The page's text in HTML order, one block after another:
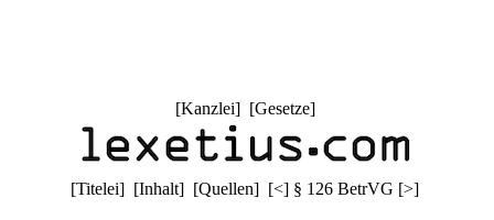
[Kanzlei] [Gesetze]
[Titelei] [Inhalt] [Quellen] [<] § 126 BetrVG [>]